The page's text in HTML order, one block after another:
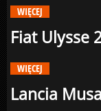
WIĘCEJ
Fiat Ulysse
WIĘCEJ
Lancia